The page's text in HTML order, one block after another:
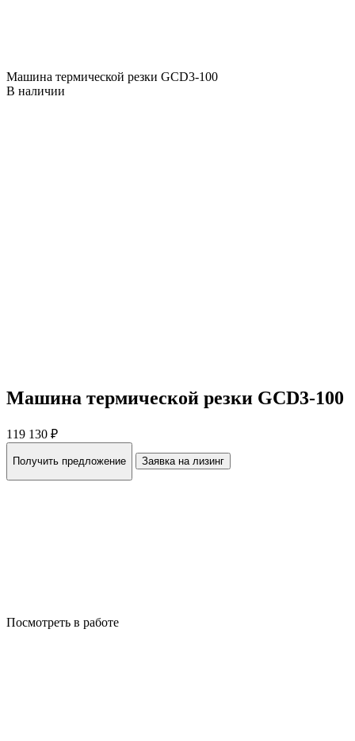
Машина термической резки GCD3-100
В наличии
Машина термической резки GCD3-100
119 130 ₽
Получить предложение Заявка на лизинг
Посмотреть в работе